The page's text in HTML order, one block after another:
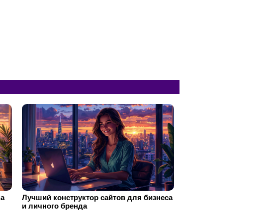
Лучший конструктор сайтов для бизнеса
и личного бренда